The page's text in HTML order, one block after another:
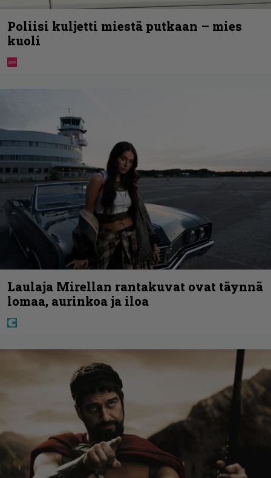
Poliisi kuljetti miestä putkaan – mies
kuoli
Laulaja Mirellan rantakuvat ovat täynnä
lomaa, aurinkoa ja iloa